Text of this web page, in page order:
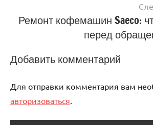
Ремонт кофемашин Saeco:
перед
Добавить комментарий
Для отправки комментария вам
авторизоваться